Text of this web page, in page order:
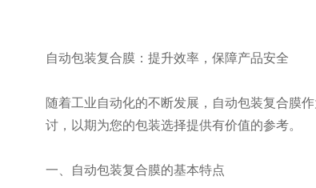
自动包装复合膜：提升效率，保障产品安全
随着工业自动化的不断发展，自动包装复合膜
讨，以期为您的包装选择提供有价值的参考。
一、自动包装复合膜的基本特点